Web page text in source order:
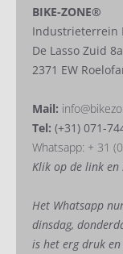
BIKE-ZONE®
Industrieterrein
De Lasso Zuid 8a
2371 EW
Mail:
Tel: (+31) 071-
Whatsapp: + 31
Klik op de link
Het Whatsapp
dinsdag,
is het erg druk